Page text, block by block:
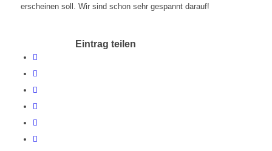
erscheinen soll. Wir sind schon sehr gespannt darauf!
Eintrag teilen